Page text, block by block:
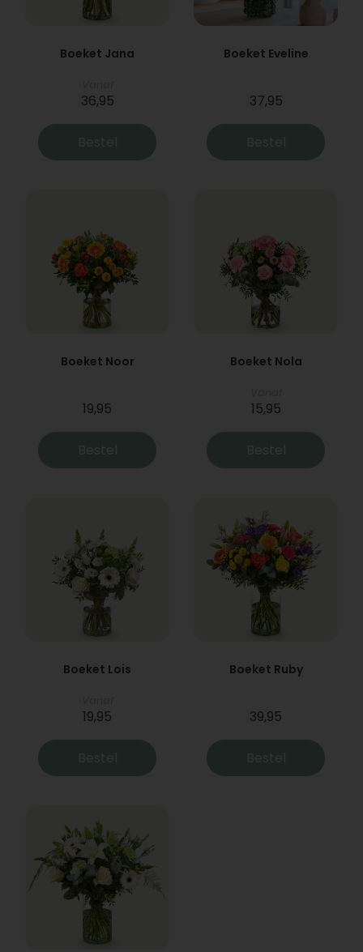
Boeket Jana
36,95
Bestel
Boeket Eveline
37,95
Bestel
Boeket Noor
19,95
Bestel
Boeket Nola
15,95
Bestel
Boeket Lois
19,95
Bestel
Boeket Ruby
39,95
Bestel